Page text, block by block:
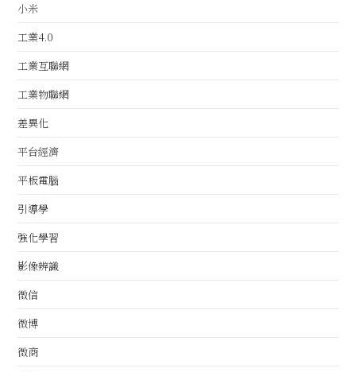
小米
工業4.0
工業互聯網
工業物聯網
差異化
平台經濟
平板電腦
引導學
強化學習
影像辨識
微信
微博
微商